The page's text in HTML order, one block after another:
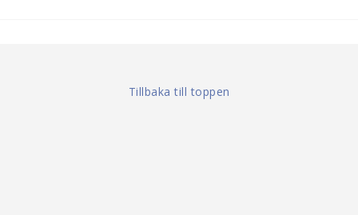
Tillbaka till toppen